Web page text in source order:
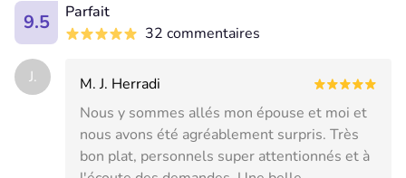
9.5
Parfait
32 commentaires
J.
M. J. Herradi
Nous y sommes allés mon épouse et moi et
nous avons été agréablement surpris. Très
bon plat, personnels super attentionnés et à